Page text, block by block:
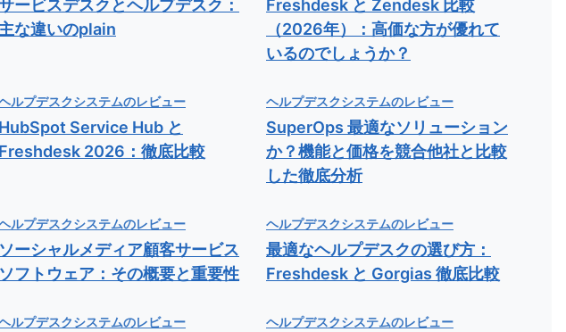
ービスデスクとヘルプデスク：
主な違いのplain
Freshdesk と Zendesk 比較
（2026年）：高価な方が優れて
いるのでしょうか？
ルプデスクシステムのレビュー
HubSpot Service Hub と
Freshdesk 2026：徹底比較
ヘルプデスクシステムのレビュー
SuperOps 最適なソリューション
か？機能と価格を競合他社と比較
した徹底分析
ルプデスクシステムのレビュー
ソーシャルメディア顧客サービス
ソフトウェア：その概要と重要性
ヘルプデスクシステムのレビュー
最適なヘルプデスクの選び方：
Freshdesk と Gorgias 徹底比較
ルプデスクシステムのレビュー ヘルプデスクシステムのレビュー